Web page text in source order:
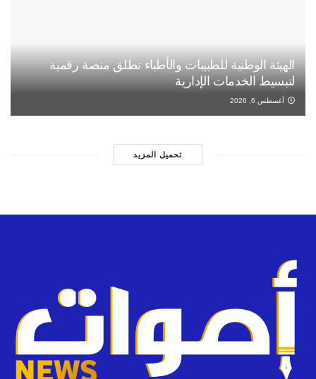
الهيئة الوطنية للطبيبات والأطباء تطلق منصة رقمية
لتبسيط الخدمات الإدارية
أغسطس 6, 2026
تحميل المزيد